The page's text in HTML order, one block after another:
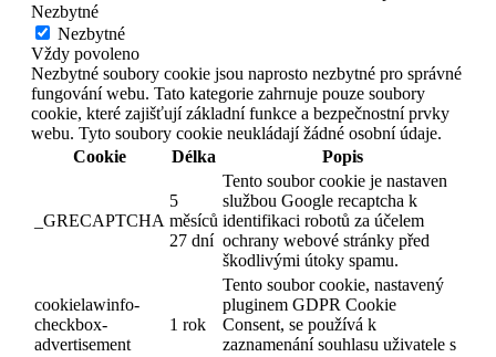
Nezbytné
Nezbytné
Vždy povoleno
Nezbytné soubory cookie jsou naprosto nezbytné pro správné
fungování webu. Tato kategorie zahrnuje pouze soubory
cookie, které zajišťují základní funkce a bezpečnostní prvky
webu. Tyto soubory cookie neukládají žádné osobní údaje.
Cookie
Délka Popis
_GRECAPTCHA
5
měsíců
27 dní
Tento soubor cookie je nastaven
službou Google recaptcha k
identifikaci robotů za účelem
ochrany webové stránky před
škodlivými útoky spamu.
cookielawinfo-
checkbox-
advertisement
1 rok
Tento soubor cookie, nastavený
pluginem GDPR Cookie
Consent, se používá k
zaznamenání souhlasu uživatele s